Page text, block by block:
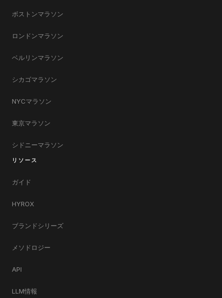
ボストンマラソン
ロンドンマラソン
ベルリンマラソン
シカゴマラソン
NYCマラソン
東京マラソン
シドニーマラソン
リソース
ガイド
HYROX
ブランドシリーズ
メソドロジー
API
LLM情報